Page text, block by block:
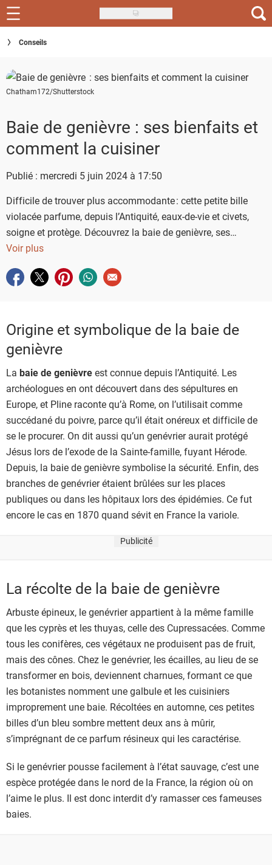
Skip
to
main
Recettes
Inspirations
Conseils
Menu de la semaine
Actus
Téléchargez l'app Saveurs Recettes
Index des recettes
Guide d'achat
Conseils
Chatham172/Shutterstock
Baie de genièvre : ses bienfaits et
comment la cuisiner
Publié : mercredi 5 juin 2024 à 17:50
Difficile de trouver plus accommodante : cette petite bille
violacée parfume, depuis l’Antiquité, eaux-de-vie et civets,
soigne et protège. Découvrez la baie de genièvre, ses
bienfaits et ses recettes.
Voir plus
Partager sur facebook
Partager sur twitter
Partager sur pinterest
Partager sur whatsapp
Envoyer à un ami
Origine et symbolique de la baie de
genièvre
La baie de genièvreest connue depuis l’Antiquité. Les
archéologues en ont découvert dans des sépultures en
Europe, et Pline raconte qu’à Rome, on l’utilisait comme
succédané du poivre, parce qu’il était onéreux et difficile de
se le procurer. On dit aussi qu’un genévrier aurait protégé
Jésus lors de l’exode de la Sainte-famille, fuyant Hérode.
Depuis, la baie de genièvre symbolise la sécurité. Enfin, des
branches de genévrier étaient brûlées sur les places
publiques ou dans les hôpitaux lors des épidémies. Ce fut
encore le cas en 1870 quand sévit en France la variole.
Publicité
La récolte de la baie de genièvre
Arbuste épineux, le genévrier appartient à la même famille
que les cyprès et les thuyas, celle des Cupressacées. Comme
tous les conifères, ces végétaux ne produisent pas de fruit,
mais des cônes. Chez le genévrier, les écailles, au lieu de se
transformer en bois, deviennent charnues, formant ce que
les botanistes nomment une galbule et les cuisiniers
improprement une baie. Récoltées en automne, ces petites
billes d’un bleu sombre mettent deux ans à mûrir,
s’imprégnant de ce parfum résineux qui les caractérise.
Si le genévrier pousse facilement à l’état sauvage, c’est une
espèce protégée dans le nord de la France, la région où on
l’aime le plus. Il est donc interdit d’y ramasser ces fameuses
baies.